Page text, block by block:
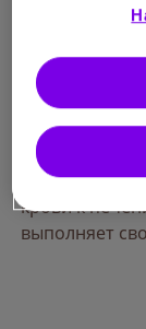
человека.
увеличения
результате
которые
Еще
крови к
выполняет